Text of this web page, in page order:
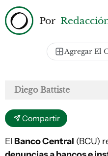
Por
Agregar El
Diego Battiste
Compartir
El Banco Central (BCU)